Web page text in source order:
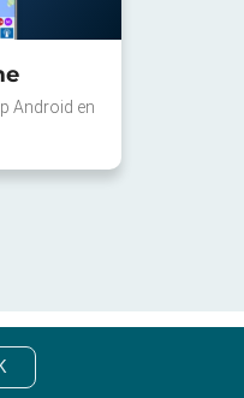
Android en